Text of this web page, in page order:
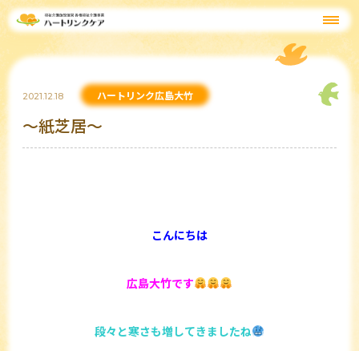
2021.12.18 ハートリンク広島大竹
～紙芝居～
こんにちは
広島大竹です
段々と寒さも増してきましたね